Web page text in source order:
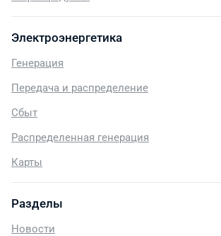
Электроэнергетика
Генерация
Передача и распределение
Сбыт
Распределенная генерация
Карты
Разделы
Новости